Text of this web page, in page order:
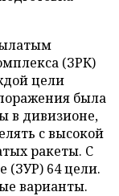
(ЗРК)
цели
была
в дивизионе,
с высокой
ракеты. С
(ЗУР) 64 цели.
варианты.